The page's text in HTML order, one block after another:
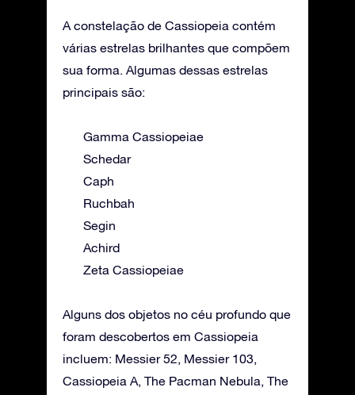
A constelação de Cassiopeia contém
várias estrelas brilhantes que compõem
sua forma. Algumas dessas estrelas
principais são:
Gamma Cassiopeiae
Schedar
Caph
Ruchbah
Segin
Achird
Zeta Cassiopeiae
Alguns dos objetos no céu profundo que
foram descobertos em Cassiopeia
incluem: Messier 52, Messier 103,
Cassiopeia A, The Pacman Nebula, The